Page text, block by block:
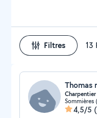
Filtres 13
Thomas
Charpentier
Sommières
4,5/5